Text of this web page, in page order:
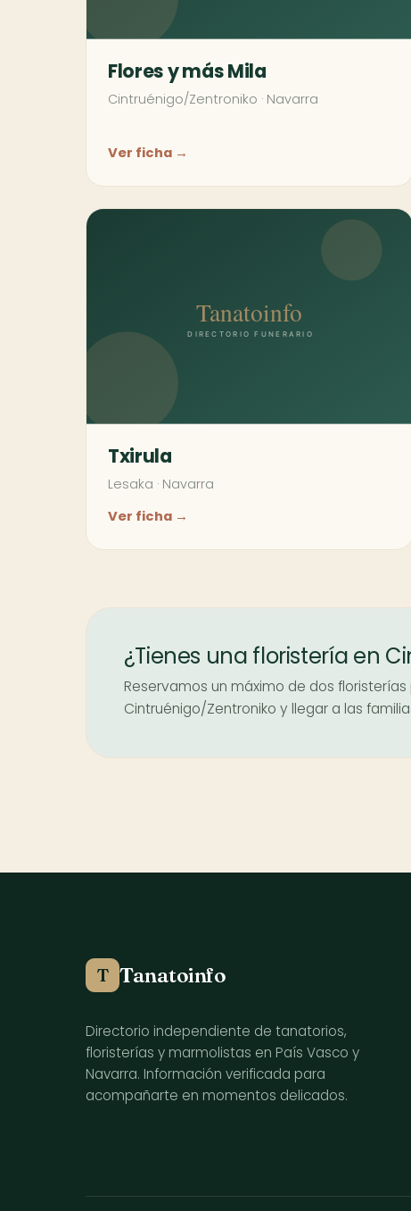
Flores y más Mila
Cintruénigo/Zentroniko · Navarra
Ver ficha →
Txirula
Lesaka · Navarra
Ver ficha →
¿Tienes una floristería en
Reservamos un máximo de dos
Cintruénigo/Zentroniko y llegar a las
T Tanatoinfo
Directorio independiente de tanatorios,
floristerías y marmolistas en País Vasco y
Navarra. Información verificada para
acompañarte en momentos delicados.